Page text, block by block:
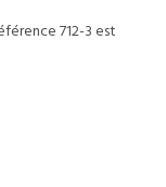
712-3 est